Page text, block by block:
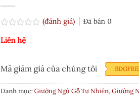
xếp
5
sao
(đánh giá) Đã bán 0
Liên hệ
Mã giảm giá của chúng tôi
Danh mục:Giường Ngủ Gỗ Tự Nhiên,Giường